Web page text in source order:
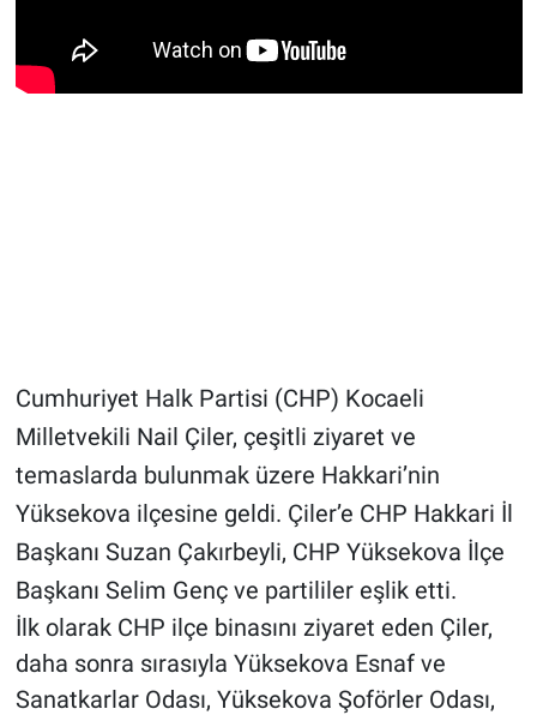
Cumhuriyet Halk Partisi (CHP) Kocaeli
Milletvekili Nail Çiler, çeşitli ziyaret ve
temaslarda bulunmak üzere Hakkari’nin
Yüksekova ilçesine geldi. Çiler’e CHP Hakkari İl
Başkanı Suzan Çakırbeyli, CHP Yüksekova İlçe
Başkanı Selim Genç ve partililer eşlik etti.
İlk olarak CHP ilçe binasını ziyaret eden Çiler,
daha sonra sırasıyla Yüksekova Esnaf ve
Sanatkarlar Odası, Yüksekova Şoförler Odası,